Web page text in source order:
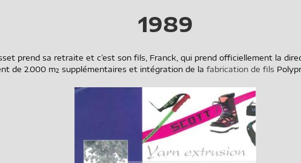
1989
prend sa retraite et c’est son fils, Franck, qui prend officiellement la
de 2.000 m² supplémentaires et intégration de la fabrication de fils